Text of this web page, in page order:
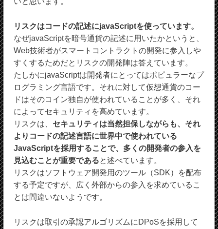
リスクはコードの記述にjavaScriptを使っています。
なぜjavaScriptを暗号通貨の記述に用いたかというと、
Web技術者がスマートコントラクトの開発に参入しや
すくするためだとリスクの開発陣は答えています。
たしかにjavaScriptは開発者にとってはポピュラーなプ
ログラミング言語です。それに対して仮想通貨のコー
ドはそのコイン独自が使われていることが多く、それ
によってセキュリティを高めています。
リスクは、 セキュリティは当然担保しながらも、それ
よりコードの記述言語に世界中で使われている
JavaScriptを採用することで、多くの開発者の参入を
見込むことが重要であると述べています。
リスクはソフトウェア開発用のツール（SDK）を配布
する予定ですが、広く外部からの参入を求めているこ
とは間違いないようです。
リスクは取引の承認アルゴリズムにDPoSを採用して